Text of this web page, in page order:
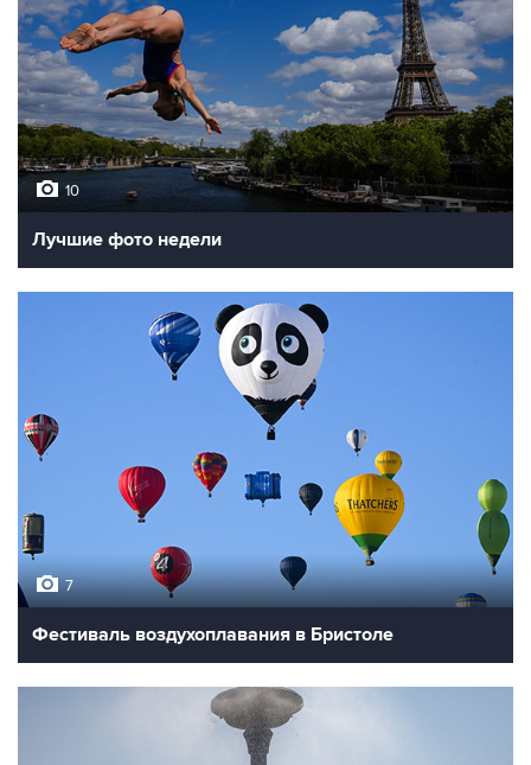
10
Лучшие фото недели
7
Фестиваль воздухоплавания в Бристоле